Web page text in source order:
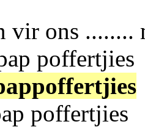
vir ons ........
poffertjies
poffertjies